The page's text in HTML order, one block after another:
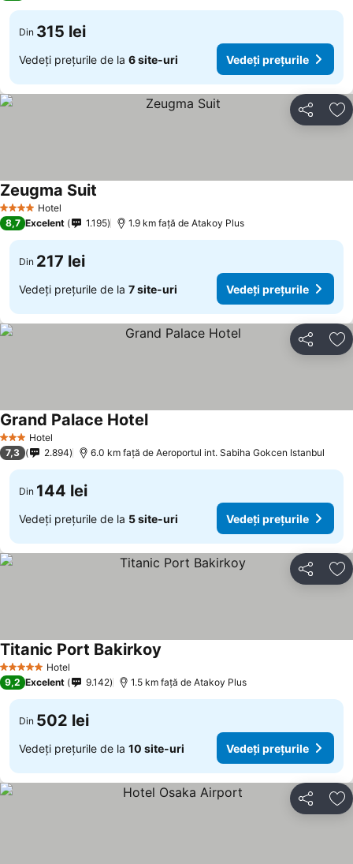
Din 315 lei
Vedeți prețurile de la 6 site-uri Vedeți prețurile
Distribuiți
4 Stele Hotel
Zeugma Suit
8,7 Excelent 1.195 1.9 km faţă de Atakoy Plus
Din 217 lei
Vedeți prețurile de la 7 site-uri Vedeți prețurile
Distribuiți
3 SteleHotel
Grand Palace HotelVedeți prețurile
7,3 2.894 6.0 km faţă de Aeroportul int. Sabiha Gokcen Istanbul
Din 144 lei
Vedeți prețurile de la 5 site-uri Vedeți prețurile
Distribuiți
5 Stele Hotel
Titanic Port Bakirkoy
9,2 Excelent 9.142 1.5 km faţă de Atakoy Plus
Din 502 lei
Vedeți prețurile de la 10 site-uri Vedeți prețurile
Distribuiți